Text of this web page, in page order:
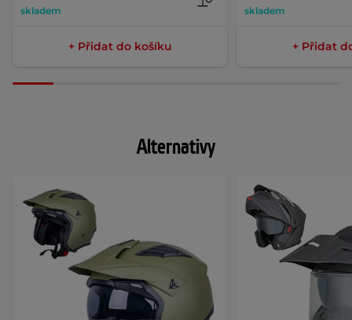
skladem
+ Přidat do košíku
skladem
+ Přidat
Alternativy